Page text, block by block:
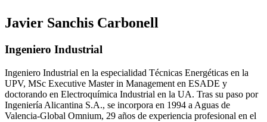
Javier Sanchis Carbonell
Ingeniero Industrial
Ingeniero Industrial en la especialidad Técnicas Energéticas en la
UPV, MSc Executive Master in Management en ESADE y
doctorando en Electroquímica Industrial en la UA. Tras su paso por
Ingeniería Alicantina S.A., se incorpora en 1994 a Aguas de
Valencia-Global Omnium, 29 años de experiencia profesional en el